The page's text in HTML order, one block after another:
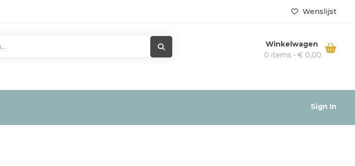
Wenslijst
Winkelwagen
0 items - €0,00
Sign In